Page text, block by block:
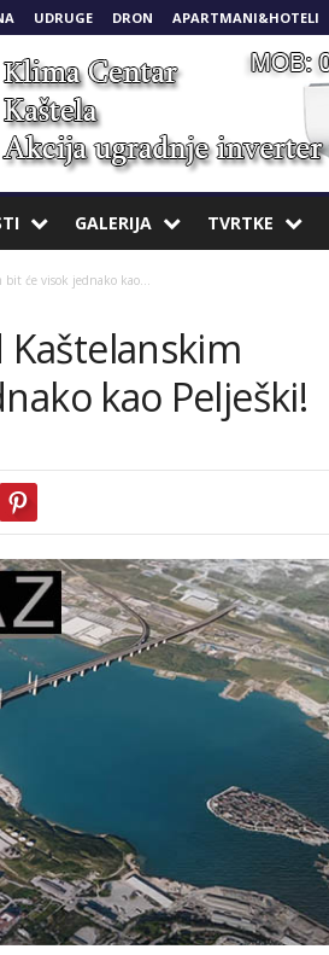
UDRUGE DRON APARTMANI&HOTELI
GALERIJA TVRTKE
bit će visok jednako kao...
Kaštelanskim
kao Pelješki!